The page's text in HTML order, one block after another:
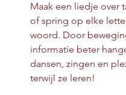
Maak een liedje over
of spring op elke
woord. Door
informatie beter
dansen, zingen en
terwijl ze leren!